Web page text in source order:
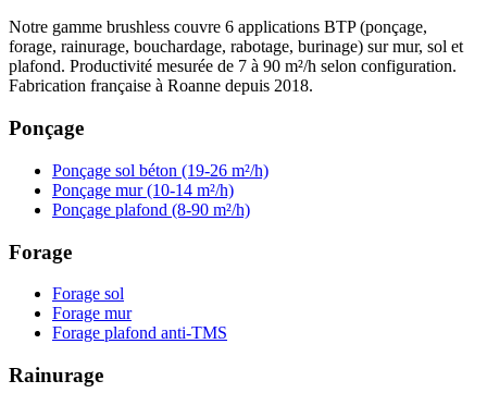
Notre gamme brushless couvre 6 applications BTP (ponçage,
forage, rainurage, bouchardage, rabotage, burinage) sur mur, sol et
plafond. Productivité mesurée de 7 à 90 m²/h selon configuration.
Fabrication française à Roanne depuis 2018.
Ponçage
Ponçage sol béton (19-26 m²/h)
Ponçage mur (10-14 m²/h)
Ponçage plafond (8-90 m²/h)
Forage
Forage sol
Forage mur
Forage plafond anti-TMS
Rainurage